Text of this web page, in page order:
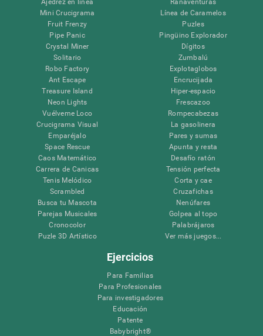
Ajedrez en línea
Mini Crucigrama
Fruit Frenzy
Pipe Panic
Crystal Miner
Solitario
Robo Factory
Ant Escape
Treasure Island
Neon Lights
Vuélveme Loco
Crucigrama Visual
Emparéjalo
Space Rescue
Caos Matemático
Carrera de Canicas
Tenis Melódico
Scrambled
Busca tu Mascota
Parejas Musicales
Cronocolor
Puzle 3D Artístico
Ranaventuras
Línea de Caramelos
Puzles
Pingüino Explorador
Dígitos
Zumbalú
Explotaglobos
Encrucijada
Hiper-espacio
Frescazoo
Rompecabezas
La gasolinera
Pares y sumas
Apunta y resta
Desafío ratón
Tensión perfecta
Corta y cae
Cruzafichas
Nenúfares
Golpea al topo
Palabrájaros
Ver más juegos...
Ejercicios
Para Familias
Para Profesionales
Para investigadores
Educación
Patente
Babybright®